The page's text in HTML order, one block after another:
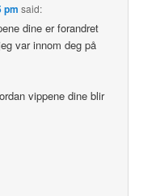
pm said:
dine er forandret
var innom deg på
vippene dine blir